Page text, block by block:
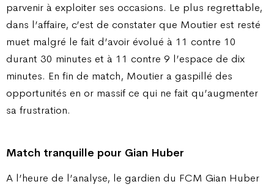
parvenir à exploiter ses occasions. Le plus regrettable,
dans l’affaire, c’est de constater que Moutier est resté
muet malgré le fait d’avoir évolué à 11 contre 10
durant 30 minutes et à 11 contre 9 l’espace de dix
minutes. En fin de match, Moutier a gaspillé des
opportunités en or massif ce qui ne fait qu’augmenter
sa frustration.
Match tranquille pour Gian Huber
A l’heure de l’analyse, le gardien du FCM Gian Huber